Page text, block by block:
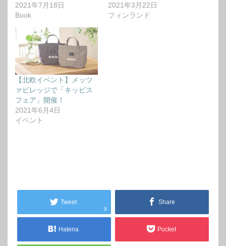
2021年7月18日
Book
2021年3月22日
フィンランド
【北欧イベント】メッツ
ァビレッジで「キッピス
フェア」開催！
2021年6月4日
イベント
Tweet
9
Share
Hatena Pocket